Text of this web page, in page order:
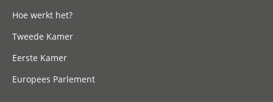
Hoe werkt het?
Tweede Kamer
Eerste Kamer
Europees Parlement